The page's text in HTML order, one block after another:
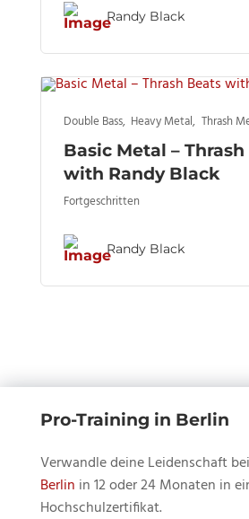
Randy Black
Double Bass, Heavy Metal, Thrash
Basic Metal –
with Randy Black
Fortgeschritten
Randy Black
Pro-Training in Berlin
Verwandle deine Leidenschaft bei
Berlin in 12 oder 24 Monaten in
Hochschulzertifikat.